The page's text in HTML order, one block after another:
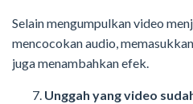
Selain mengumpulkan video
mencocokan audio,
juga menambahkan efek.
Unggah yang video